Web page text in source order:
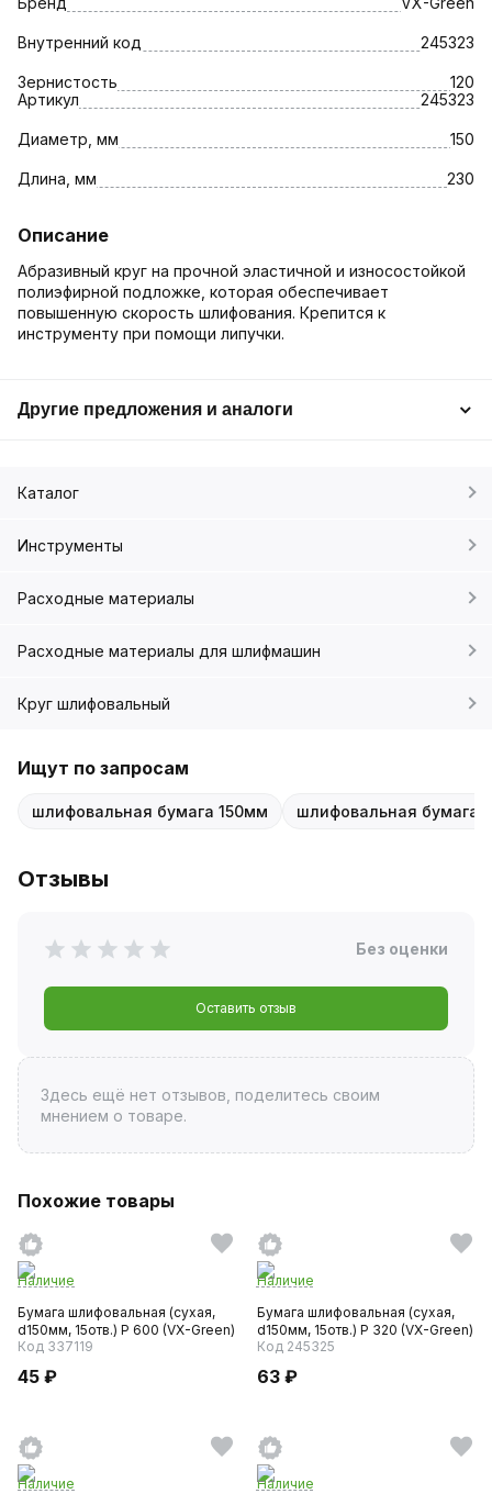
Внутренний код 245323
Зернистость
120
Артикул
245323
Диаметр, мм 150
Длина, мм 230
Описание
Абразивный круг на прочной эластичной и износостойкой
полиэфирной подложке, которая обеспечивает
повышенную скорость шлифования. Крепится к
инструменту при помощи липучки.
Другие предложения и аналоги
Каталог
Инструменты
Расходные материалы
Расходные материалы для шлифмашин
Круг шлифовальный
Ищут по запросам
шлифовальная бумага 150мм шлифовальная бумага
Отзывы
Без оценки
Оставить отзыв
Здесь ещё нет отзывов, поделитесь своим
мнением о товаре.
Похожие товары
Наличие
Бумага шлифовальная (сухая,
d150мм, 15отв.) P 600 (VX-Green)
Код 337119
45 ₽
Наличие
Бумага шлифовальная (сухая,
d150мм, 15отв.) P 320 (VX-Green)
Код 245325
63 ₽
Наличие
Наличие